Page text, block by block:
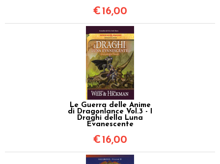
€ 16,00
Le Guerra delle Anime
di Dragonlance Vol.3 - I
Draghi della Luna
Evanescente
€ 16,00